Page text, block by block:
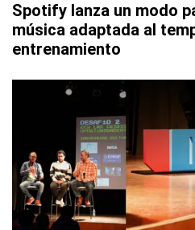
Spotify lanza un modo
música adaptada al
entrenamiento